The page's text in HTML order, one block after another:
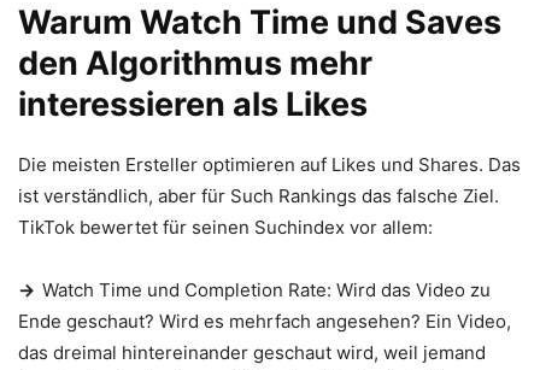
Warum Watch Time und Saves
den Algorithmus mehr
interessieren als Likes
Die meisten Ersteller optimieren auf Likes und Shares. Das
ist verständlich, aber für Such Rankings das falsche Ziel.
TikTok bewertet für seinen Suchindex vor allem:
→ Watch Time und Completion Rate: Wird das Video zu
Ende geschaut? Wird es mehrfach angesehen? Ein Video,
das dreimal hintereinander geschaut wird, weil jemand